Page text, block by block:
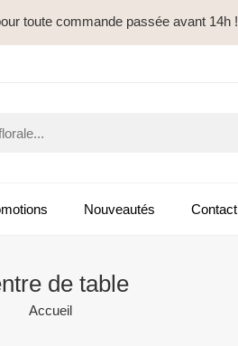
toute commande passée avant 14h !
Nouveautés Contact
de table
Accueil